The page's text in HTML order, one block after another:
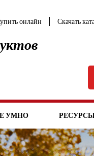
онлайн Скачать
УМНО